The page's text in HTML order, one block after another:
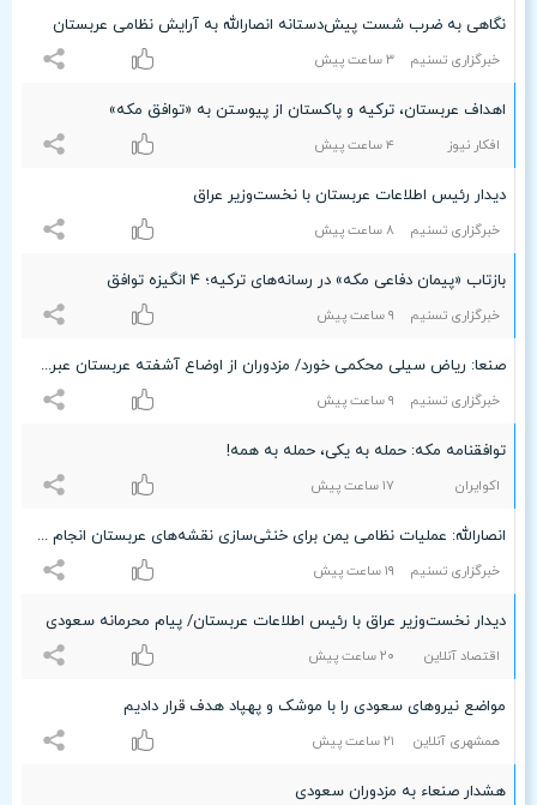
نگاهی به ضرب شست پیش‌دستانه انصارالله به آرایش نظامی عربستان
خبرگزاری تسنیم ٣ ساعت پيش
اهداف عربستان، ترکیه و پاکستان از پیوستن به «توافق مکه»
افکار نیوز ۴ ساعت پيش
دیدار رئیس اطلاعات عربستان با نخست‌وزیر عراق
خبرگزاری تسنیم ۸ ساعت پيش
بازتاب «پیمان دفاعی مکه» در رسانه‌های ترکیه؛ ۴ انگیزه توافق
خبرگزاری تسنیم ٩ ساعت پيش
صنعا: ریاض سیلی محکمی خورد/ مزدوران از اوضاع آشفته عربستان عبرت بگیرند
خبرگزاری تسنیم ٩ ساعت پيش
توافقنامه مکه: حمله به یکی، حمله به همه!
اکوایران ۱۷ ساعت پيش
انصارالله: عملیات نظامی یمن برای خنثی‌سازی نقشه‌های عربستان انجام شد
خبرگزاری تسنیم ۱٩ ساعت پيش
دیدار نخست‌وزیر عراق با رئیس اطلاعات عربستان/ پیام محرمانه سعودی
اقتصاد آنلاین ۲۰ ساعت پيش
مواضع نیروهای سعودی را با موشک و پهپاد هدف قرار دادیم
همشهری آنلاین ۲۱ ساعت پيش
هشدار صنعاء به مزدوران سعودی